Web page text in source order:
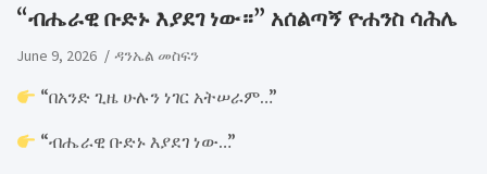
“ብሔራዊ ቡድኑ እያደገ ነው።” አሰልጣኝ ዮሐንስ ሳሕሌ
June 9, 2026 ዳንኤል መስፍን
“በአንድ ጊዜ ሁሉን ነገር አትሠራም…”
“ብሔራዊ ቡድኑ እያደገ ነው…”